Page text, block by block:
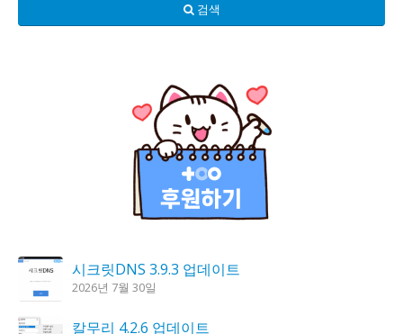
검색
시크릿DNS 3.9.3 업데이트
2026년 7월 30일
칼무리 4.2.6 업데이트